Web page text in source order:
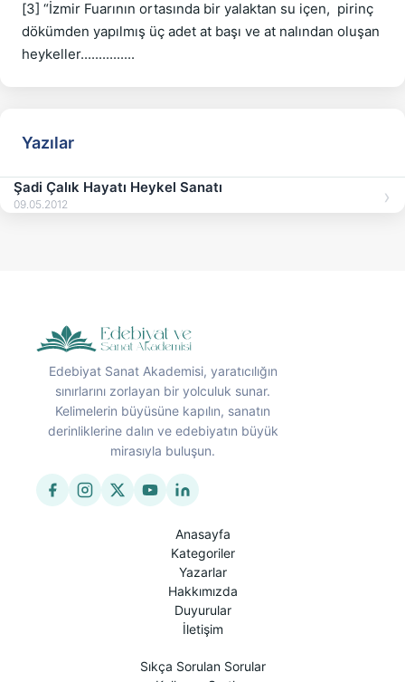
[3] “İzmir Fuarının ortasında bir yalaktan su içen,  pirinç
dökümden yapılmış üç adet at başı ve at nalından oluşan
Yazılar
Şadi Çalık Hayatı Heykel Sanatı
09.05.2012
Edebiyat Sanat Akademisi, yaratıcılığın
sınırlarını zorlayan bir yolculuk sunar.
Kelimelerin büyüsüne kapılın, sanatın
derinliklerine dalın ve edebiyatın büyük
mirasıyla buluşun.
Anasayfa
Kategoriler
Yazarlar
Hakkımızda
Duyurular
İletişim
Sıkça Sorulan Sorular